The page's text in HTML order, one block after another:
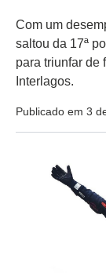
Com um
saltou da 17ª
para triunfar de
Interlagos.
Publicado em 3